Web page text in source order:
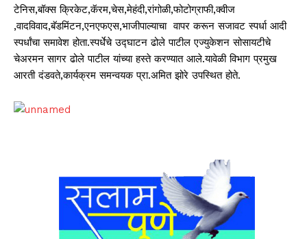
टेनिस,बॉक्स क्रिकेट,कॅरम,चेस,मेहंदी,रांगोळी,फोटोग्राफी,क्वीज
,वादविवाद,बॅडमिंटन,एनएफएस,भाजीपाल्याचा वापर करून सजावट स्पर्धा आदी
स्पर्धांचा समावेश होता.स्पर्धेचे उद्घाटन ढोले पाटील एज्युकेशन सोसायटीचे
चेअरमन सागर ढोले पाटील यांच्या हस्ते करण्यात आले.यावेळी विभाग प्रमुख
आरती दंडवते,कार्यक्रम समन्वयक प्रा.अमित झोरे उपस्थित होते.